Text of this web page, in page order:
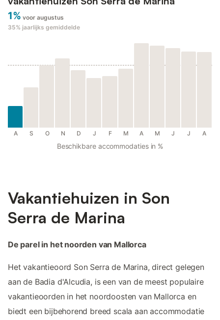
1% voor augustus
35% jaarlijks gemiddelde
A S O N D J F M A M J J A
Beschikbare accommodaties in %
Vakantiehuizen in Son
Serra de Marina
De parel in het noorden van Mallorca
Het vakantieoord Son Serra de Marina, direct gelegen
aan de Badia d'Alcudia, is een van de meest populaire
vakantieoorden in het noordoosten van Mallorca en
biedt een bijbehorend breed scala aan accommodatie